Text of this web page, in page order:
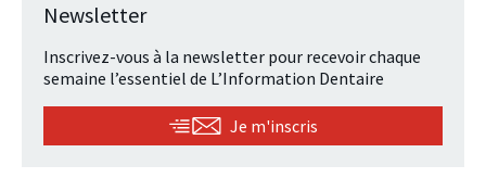
Newsletter
Inscrivez-vous à la newsletter pour recevoir chaque
semaine l’essentiel de L’Information Dentaire
Je m'inscris